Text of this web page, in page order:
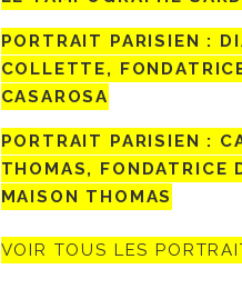
PORTRAIT PARISIEN :
COLLETTE,
CASAROSA
PORTRAIT PARISIEN :
THOMAS, FONDATRICE
MAISON THOMAS
VOIR TOUS LES